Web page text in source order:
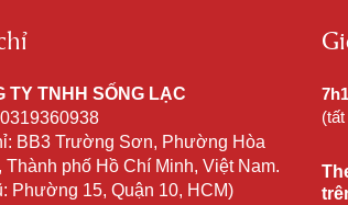
TY TNHH SỐNG LẠC
0319360938
BB3 Trường Sơn, Phường Hòa
Thành phố Hồ Chí Minh, Việt Nam.
Phường 15, Quận 10, HCM)